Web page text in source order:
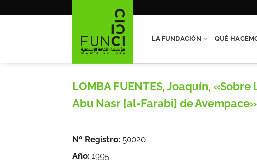
LA FUNDACIÓN QUÉ
LOMBA FUENTES, Joaquín,
Abu Nasr [al-Farabi] de
Nº Registro: 50020
Año: 1995